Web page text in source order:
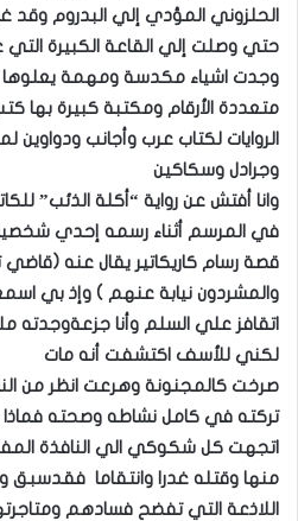
الحلزوني المؤدي إلي البدروم وقد
حتي وصلت إلي القاعة الكبيرة التي
وجدت اشياء مكدسة ومهمة يعلوها
متعددة الأرقام ومكتبة كبيرة بها
الروايات لكتاب عرب وأجانب
وجرادل وسكاكين
وانا أفتش عن رواية “أكلة الذئب”
في المرسم أثناء رسمه إحدي
قصة رسام كاريكاتير يقال عنه
والمشردون نيابة عنهم ) وإذ بي
اتقافز علي السلم وأنا
لكني للأسف اكتشفت أنه مات
صرخت كالمجنونة وهرعت انظر من
تركته في كامل نشاطه وصحته
اتجهت كل شكوكي الي النافذة
منها وقتله غدرا وانتقاما فقدسبق
اللاذعة التي تفضح فسادهم